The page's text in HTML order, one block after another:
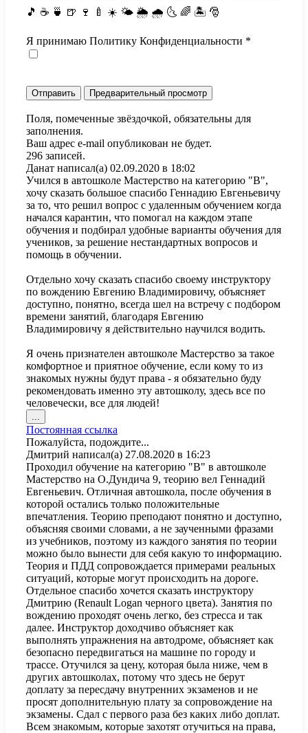
🎵 ☕️ 🍵 🍺 🍷 🍼 ☀️ 🌤 🌦 🌧 🌜 🌈 🏝 🎅
Я принимаю Политику Конфиденциальности *
Поля, помеченные звёздочкой, обязательны для
заполнения.
Ваш адрес e-mail опубликован не будет.
296 записей.
Данат написал(а) 02.09.2020 в 18:02
Учился в автошколе Мастерство на категорию "B",
хочу сказать большое спасибо Геннадию Евгеньевичу
за то, что решил вопрос с удаленным обучением когда
начался карантин, что помогал на каждом этапе
обучения и подбирал удобные варианты обучения для
учеников, за решение нестандартных вопросов и
помощь в обучении.
Отдельно хочу сказать спасибо своему инструктору
по вождению Евгению Владимировичу, объясняет
доступно, понятно, всегда шел на встречу с подбором
времени занятий, благодаря Евгению
Владимировичу я действительно научился водить.
Я очень признателен автошколе Мастерство за такое
комфортное и приятное обучение, если кому то из
знакомых нужны будут права - я обязательно буду
рекомендовать именно эту автошколу, здесь все по
человечески, все для людей!
этот
метабокс
в
другое
состояние.
Постоянная ссылка
Пожалуйста, подождите...
Дмитрий написал(а) 27.08.2020 в 16:23
Проходил обучение на категорию "В" в автошколе
Мастерство на О.Дундича 9, теорию вел Геннадий
Евгеньевич. Отличная автошкола, после обучения в
которой остались только положительные
впечатления. Теорию преподают понятно и доступно,
объясняя своими словами, а не заученными фразами
из учебников, поэтому из каждого занятия по теории
можно было вынести для себя какую то информацию.
Теория и ПДД сопровождается примерами реальных
ситуаций, которые могут происходить на дороге.
Отдельное спасибо хочется сказать инструктору
Дмитрию (Renault Logan черного цвета). Занятия по
вождению проходят очень легко, без стресса и так
далее. Инструктор доходчиво объясняет как
выполнять упражнения на автодроме, объясняет как
безопасно передвигаться на машине по городу и
трассе. Отучился за цену, которая была ниже, чем в
других автошколах, потому что здесь не берут
доплату за пересдачу внутренних экзаменов и не
просят дополнительную плату за сопровождение на
экзамены. Сдал с первого раза без каких либо доплат.
Всем знакомым, которые захотят отучиться на права,